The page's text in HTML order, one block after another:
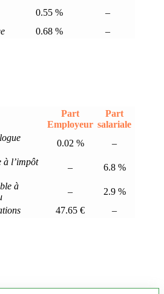
0.55 %
–
0.68 % –
Part
Employeur
Part
salariale
0.02 %
–
à l’impôt
–
6.8 %
à
–
2.9 %
47.65 € –